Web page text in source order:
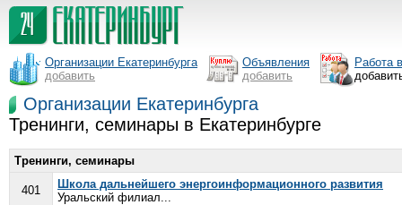
Организации Екатеринбурга
добавить
Объявления
добавить
Работа
Организации Екатеринбурга
Тренинги, семинары в Екатеринбурге
Тренинги, семинары
401
Школа дальнейшего энергоинформационного развития
Уральский филиал...